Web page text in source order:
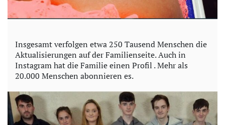
Insgesamt verfolgen etwa 250 Tausend Menschen die
Aktualisierungen auf der Familienseite. Auch in
Instagram hat die Familie einen Profil . Mehr als
20.000 Menschen abonnieren es.